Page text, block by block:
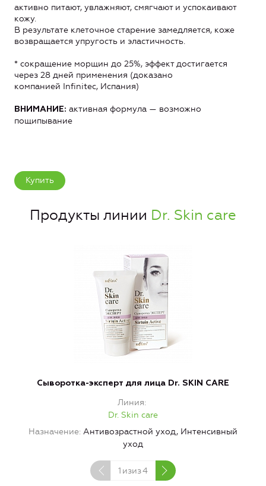
активно питают, увлажняют, смягчают и успокаивают
кожу.
В результате клеточное старение замедляется, коже
возвращается упругость и эластичность.
* сокращение морщин до 25%, эффект достигается
через 28 дней применения (доказано
компанией Infinitec, Испания)
ВНИМАНИЕ: активная формула — возможно
пощипывание
Купить
Продукты линии Dr. Skin care
Сыворотка-эксперт для лица Dr. SKIN CARE
Линия
Dr. Skin care
Назначение Антивозрастной уход, Интенсивный
уход
1 изиз4